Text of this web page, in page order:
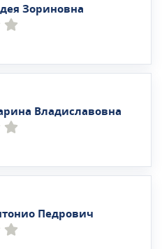
Зориновна
Владиславовна
Педрович